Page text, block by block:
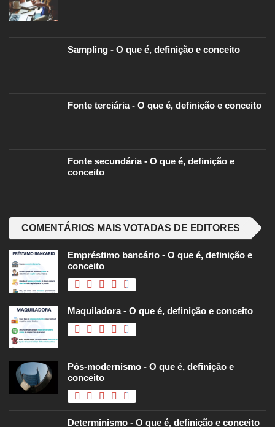
Sampling - O que é, definição e conceito
Fonte terciária - O que é, definição e conceito
Fonte secundária - O que é, definição e
conceito
COMENTÁRIOS MAIS VOTADAS DE EDITORES
Empréstimo bancário - O que é, definição e
conceito
Maquiladora - O que é, definição e conceito
Pós-modernismo - O que é, definição e
conceito
Determinismo - O que é, definição e conceito